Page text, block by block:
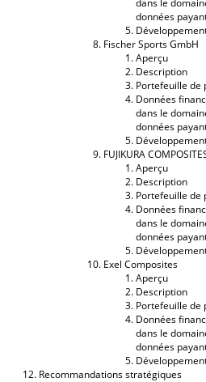
données
Fischer Sports GmbH
Aperçu
Description
Portefeuille de
Données
dans le
données
FUJIKURA
Aperçu
Description
Portefeuille de
Données
dans le
données
Exel Composites
Aperçu
Description
Portefeuille de
Données
dans le
données
Recommandations stratégiques